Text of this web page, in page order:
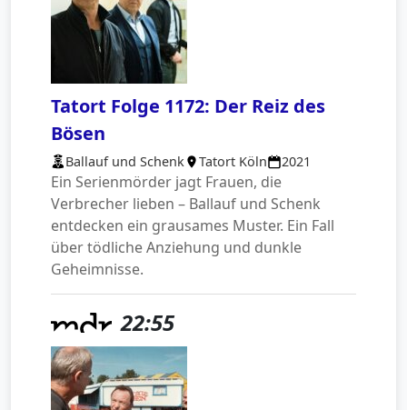
Tatort Folge 1172: Der Reiz des
Bösen
Ballauf und Schenk Tatort Köln 2021
Ein Serienmörder jagt Frauen, die
Verbrecher lieben – Ballauf und Schenk
entdecken ein grausames Muster. Ein Fall
über tödliche Anziehung und dunkle
Geheimnisse.
22:55